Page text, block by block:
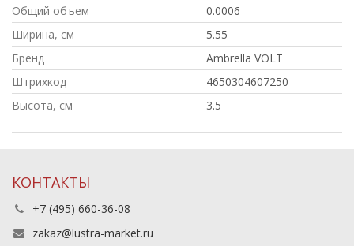
Общий объем
0.0006
Ширина, см
5.55
Бренд
Ambrella VOLT
Штрихкод
4650304607250
Высота, см
3.5
КОНТАКТЫ
+7 (495) 660-36-08
zakaz@lustra-market.ru